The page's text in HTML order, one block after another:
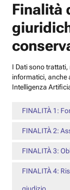
Finalità
I Dati sono
informatici, anche
Intelligenza
FINALITÀ 1:
FINALITÀ 2:
FINALITÀ 3:
FINALITÀ 4: